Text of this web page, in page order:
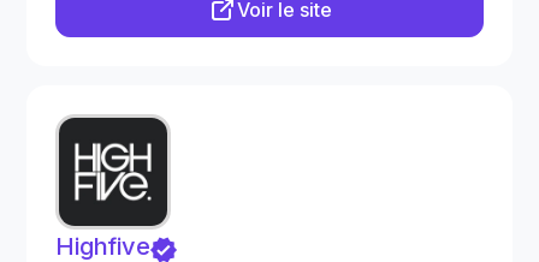
Voir le site
Highfive